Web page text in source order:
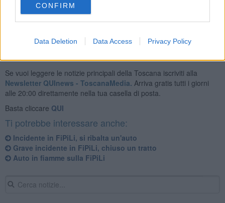
CONFIRM
Data Deletion Data Access Privacy Policy
(In aggiornamento)
Se vuoi leggere le notizie principali della Toscana iscriviti alla
Newsletter QUInews - ToscanaMedia. Arriva gratis tutti i giorni
alle 20:00 direttamente nella tua casella di posta.
Basta cliccare QUI
Ti potrebbe interessare anche:
Incidente in FiPiLi, si ribalta un'auto
Grave incidente in FiPiLi, chiuso un tratto
Auto in fiamme sulla FiPiLi